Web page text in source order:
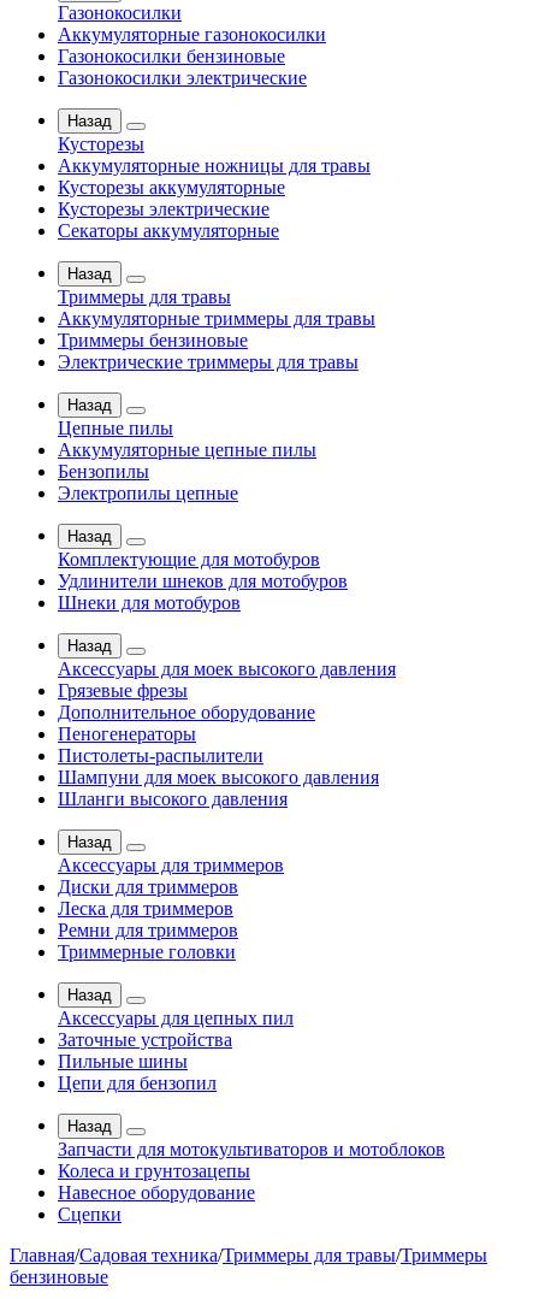
Газонокосилки
Аккумуляторные газонокосилки
Газонокосилки бензиновые
Газонокосилки электрические
Назад
Кусторезы
Аккумуляторные ножницы для травы
Кусторезы аккумуляторные
Кусторезы электрические
Секаторы аккумуляторные
Назад
Триммеры для травы
Аккумуляторные триммеры для травы
Триммеры бензиновые
Электрические триммеры для травы
Назад
Цепные пилы
Аккумуляторные цепные пилы
Бензопилы
Электропилы цепные
Назад
Комплектующие для мотобуров
Удлинители шнеков для мотобуров
Шнеки для мотобуров
Назад
Аксессуары для моек высокого давления
Грязевые фрезы
Дополнительное оборудование
Пеногенераторы
Пистолеты-распылители
Шампуни для моек высокого давления
Шланги высокого давления
Назад
Аксессуары для триммеров
Диски для триммеров
Леска для триммеров
Ремни для триммеров
Триммерные головки
Назад
Аксессуары для цепных пил
Заточные устройства
Пильные шины
Цепи для бензопил
Назад
Запчасти для мотокультиваторов и мотоблоков
Колеса и грунтозацепы
Навесное оборудование
Сцепки
Главная/Садовая техника/Триммеры для травы/Триммеры
бензиновые